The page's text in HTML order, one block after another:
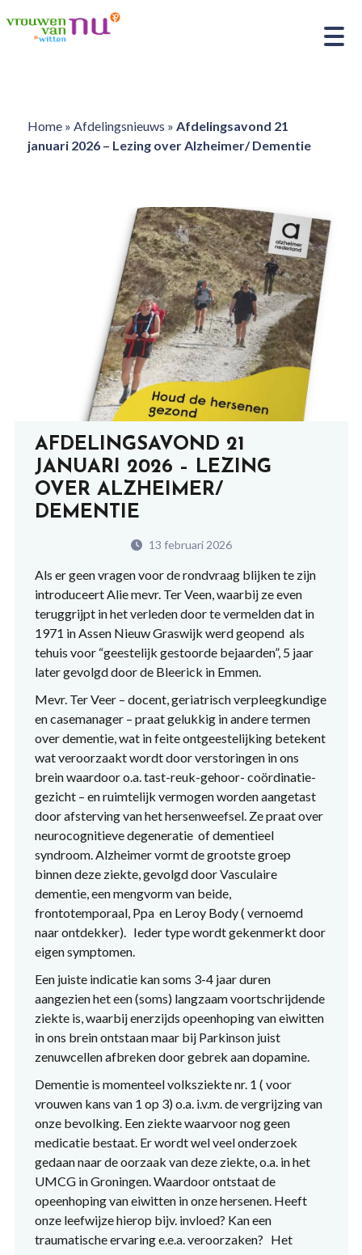
Home» Afdelingsnieuws » Afdelingsavond 21
januari 2026 – Lezing over Alzheimer/ Dementie
AFDELINGSAVOND 21
JANUARI 2026 – LEZING
OVER ALZHEIMER/
DEMENTIE
13 februari 2026
Als er geen vragen voor de rondvraag blijken te zijn
introduceert Alie mevr. Ter Veen, waarbij ze even
teruggrijpt in het verleden door te vermelden dat in
1971 in Assen Nieuw Graswijk werd geopend als
tehuis voor “geestelijk gestoorde bejaarden”, 5 jaar
later gevolgd door de Bleerick in Emmen.
Mevr. Ter Veer – docent, geriatrisch verpleegkundige
en casemanager – praat gelukkig in andere termen
over dementie, wat in feite ontgeestelijking betekent
wat veroorzaakt wordt door verstoringen in ons
brein waardoor o.a. tast-reuk-gehoor- coördinatie-
gezicht – en ruimtelijk vermogen worden aangetast
door afsterving van het hersenweefsel. Ze praat over
neurocognitieve degeneratie of dementieel
syndroom. Alzheimer vormt de grootste groep
binnen deze ziekte, gevolgd door Vasculaire
dementie, een mengvorm van beide,
frontotemporaal, Ppa en Leroy Body ( vernoemd
naar ontdekker). Ieder type wordt gekenmerkt door
eigen symptomen.
Een juiste indicatie kan soms 3-4 jaar duren
aangezien het een (soms) langzaam voortschrijdende
ziekte is, waarbij enerzijds opeenhoping van eiwitten
in ons brein ontstaan maar bij Parkinson juist
zenuwcellen afbreken door gebrek aan dopamine.
Dementie is momenteel volksziekte nr. 1 ( voor
vrouwen kans van 1 op 3) o.a. i.v.m. de vergrijzing van
onze bevolking. Een ziekte waarvoor nog geen
medicatie bestaat. Er wordt wel veel onderzoek
gedaan naar de oorzaak van deze ziekte, o.a. in het
UMCG in Groningen. Waardoor ontstaat de
opeenhoping van eiwitten in onze hersenen. Heeft
onze leefwijze hierop bijv. invloed? Kan een
traumatische ervaring e.e.a. veroorzaken? Het